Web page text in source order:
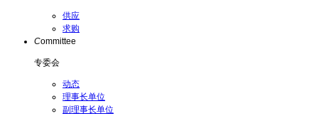
供应
求购
Committee
专委会
动态
理事长单位
副理事长单位